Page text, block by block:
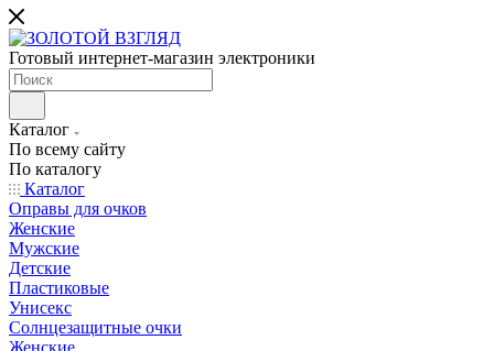
Готовый интернет-магазин электроники
Каталог
По всему сайту
По каталогу
Каталог
Оправы для очков
Женские
Мужские
Детские
Пластиковые
Унисекс
Солнцезащитные очки
Женские